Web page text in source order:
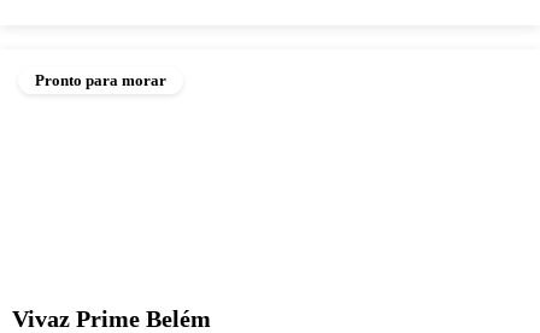
Pronto para morar
Vivaz Prime Belém